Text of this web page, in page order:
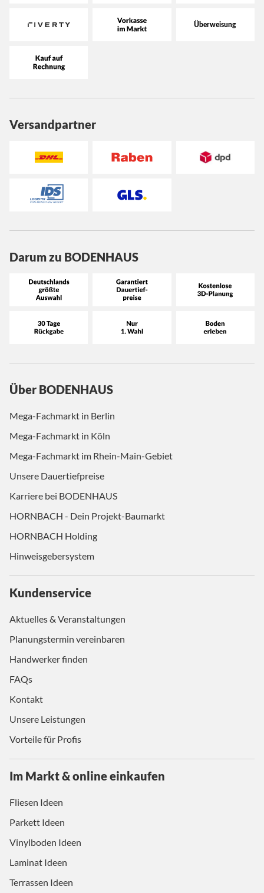
Versandpartner
Darum zu BODENHAUS
Über BODENHAUS
Mega-Fachmarkt in Berlin
Mega-Fachmarkt in Köln
Mega-Fachmarkt im Rhein-Main-Gebiet
Unsere Dauertiefpreise
Karriere bei BODENHAUS
HORNBACH - Dein Projekt-Baumarkt
HORNBACH Holding
Hinweisgebersystem
Kundenservice
Aktuelles & Veranstaltungen
Planungstermin vereinbaren
Handwerker finden
FAQs
Kontakt
Unsere Leistungen
Vorteile für Profis
Im Markt & online einkaufen
Fliesen Ideen
Parkett Ideen
Vinylboden Ideen
Laminat Ideen
Terrassen Ideen